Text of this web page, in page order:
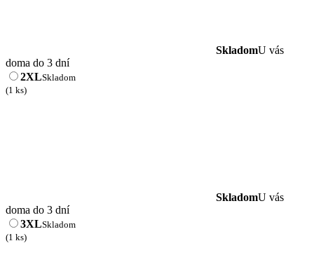
SkladomU vás
doma do 3 dní
2XLSkladom
(1 ks)
SkladomU vás
doma do 3 dní
3XLSkladom
(1 ks)